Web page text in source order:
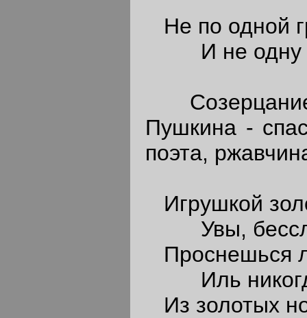
Не по одной
И не одну
Пушкина -
поэта,
Игрушкой
Увы,
Проснешься
Иль
Из золотых